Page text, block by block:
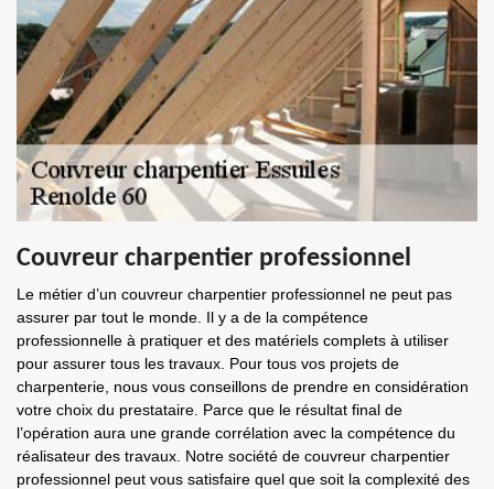
Couvreur charpentier professionnel
Le métier d’un couvreur charpentier professionnel ne peut pas
assurer par tout le monde. Il y a de la compétence
professionnelle à pratiquer et des matériels complets à utiliser
pour assurer tous les travaux. Pour tous vos projets de
charpenterie, nous vous conseillons de prendre en considération
votre choix du prestataire. Parce que le résultat final de
l’opération aura une grande corrélation avec la compétence du
réalisateur des travaux. Notre société de couvreur charpentier
professionnel peut vous satisfaire quel que soit la complexité des